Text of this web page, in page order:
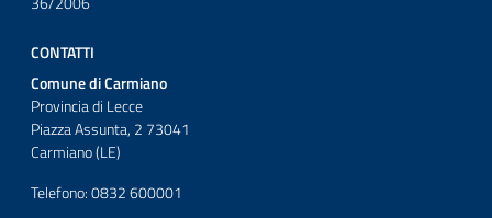
CONTATTI
Comune di Carmiano
Provincia di Lecce
Piazza Assunta, 2 73041
Carmiano (LE)
Telefono: 0832 600001